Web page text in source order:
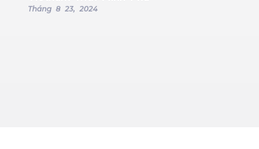
Tháng 8 23, 2024